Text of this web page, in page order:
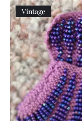
Vintage